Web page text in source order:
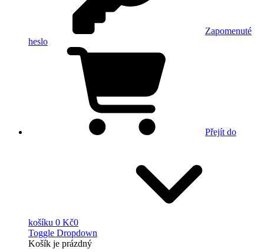
Zapomenuté
heslo
Přejít do
košíku 0 Kč0
Toggle Dropdown
Košík je prázdný